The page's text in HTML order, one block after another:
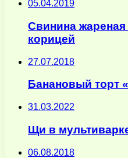
05.04.2019
Свинина
корицей
27.07.2018
Банановый торт
31.03.2022
Щи в
06.08.2018